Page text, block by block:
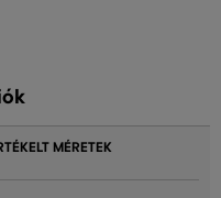
MÉRETEK